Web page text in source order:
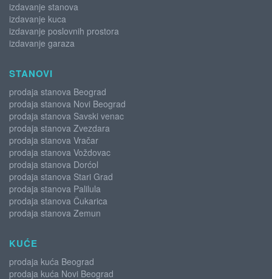
izdavanje stanova
izdavanje kuca
izdavanje poslovnih prostora
izdavanje garaza
STANOVI
prodaja stanova Beograd
prodaja stanova Novi Beograd
prodaja stanova Savski venac
prodaja stanova Zvezdara
prodaja stanova Vračar
prodaja stanova Voždovac
prodaja stanova Dorćol
prodaja stanova Stari Grad
prodaja stanova Palilula
prodaja stanova Čukarica
prodaja stanova Zemun
KUĆE
prodaja kuća Beograd
prodaja kuća Novi Beograd